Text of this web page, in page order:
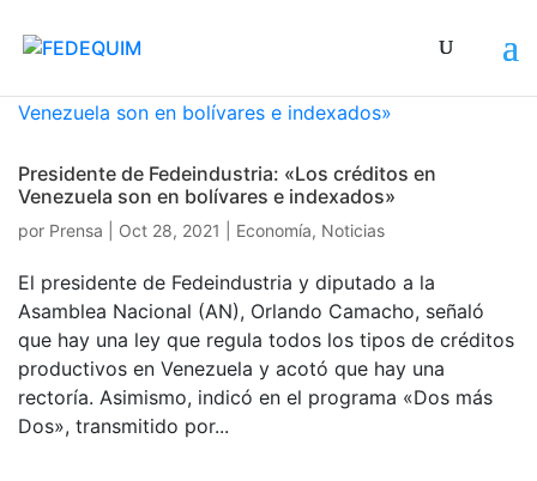
Presidente de Fedeindustria: «Los créditos en
Venezuela son en bolívares e indexados»
por Prensa Oct 28, 2021 Economía, Noticias
El presidente de Fedeindustria y diputado a la
Asamblea Nacional (AN), Orlando Camacho, señaló
que hay una ley que regula todos los tipos de créditos
productivos en Venezuela y acotó que hay una
rectoría. Asimismo, indicó en el programa «Dos más
Dos», transmitido por...